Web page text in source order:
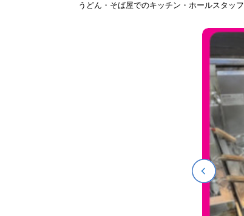
うどん・そば屋でのキッチン・ホールスタッフ